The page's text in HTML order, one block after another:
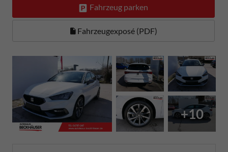
Fahrzeug parken
Fahrzeugexposé (PDF)
+10